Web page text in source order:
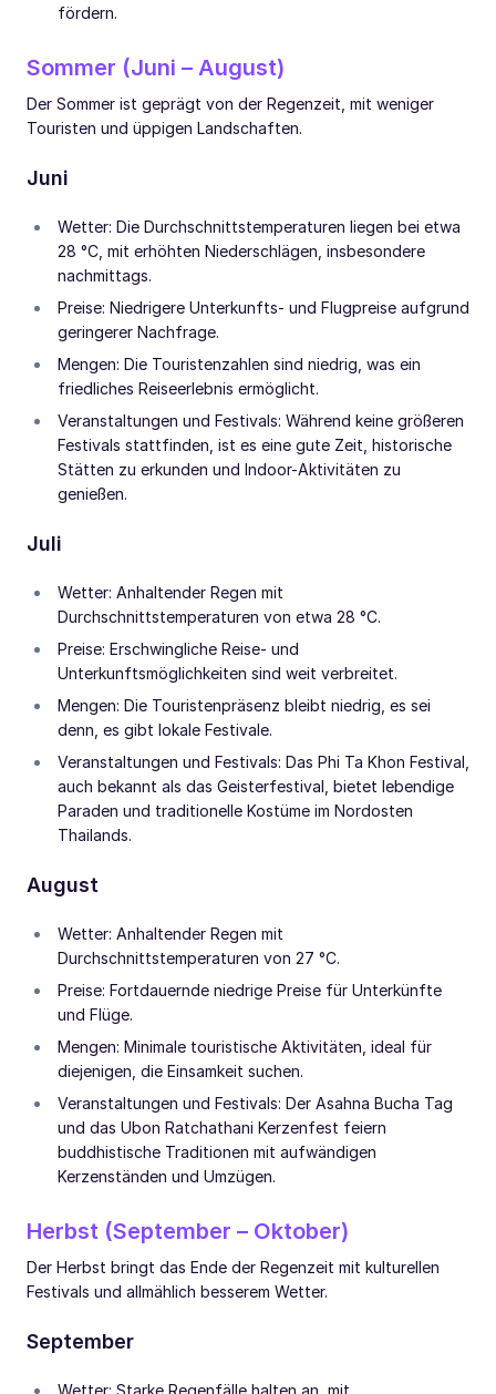
fördern.
Sommer (Juni – August)
Der Sommer ist geprägt von der Regenzeit, mit weniger
Touristen und üppigen Landschaften.
Juni
Wetter: Die Durchschnittstemperaturen liegen bei etwa
28 °C, mit erhöhten Niederschlägen, insbesondere
nachmittags.
Preise: Niedrigere Unterkunfts- und Flugpreise aufgrund
geringerer Nachfrage.
Mengen: Die Touristenzahlen sind niedrig, was ein
friedliches Reiseerlebnis ermöglicht.
Veranstaltungen und Festivals: Während keine größeren
Festivals stattfinden, ist es eine gute Zeit, historische
Stätten zu erkunden und Indoor-Aktivitäten zu
genießen.
Juli
Wetter: Anhaltender Regen mit
Durchschnittstemperaturen von etwa 28 °C.
Preise: Erschwingliche Reise- und
Unterkunftsmöglichkeiten sind weit verbreitet.
Mengen: Die Touristenpräsenz bleibt niedrig, es sei
denn, es gibt lokale Festivale.
Veranstaltungen und Festivals: Das Phi Ta Khon Festival,
auch bekannt als das Geisterfestival, bietet lebendige
Paraden und traditionelle Kostüme im Nordosten
Thailands.
August
Wetter: Anhaltender Regen mit
Durchschnittstemperaturen von 27 °C.
Preise: Fortdauernde niedrige Preise für Unterkünfte
und Flüge.
Mengen: Minimale touristische Aktivitäten, ideal für
diejenigen, die Einsamkeit suchen.
Veranstaltungen und Festivals: Der Asahna Bucha Tag
und das Ubon Ratchathani Kerzenfest feiern
buddhistische Traditionen mit aufwändigen
Kerzenständen und Umzügen.
Herbst (September – Oktober)
Der Herbst bringt das Ende der Regenzeit mit kulturellen
Festivals und allmählich besserem Wetter.
September